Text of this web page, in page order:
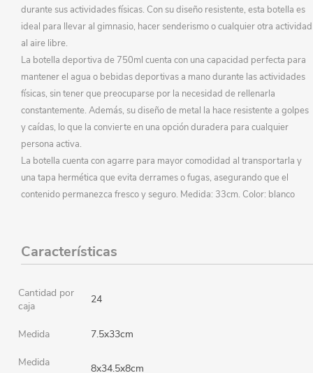
durante sus actividades físicas. Con su diseño resistente, esta botella es
ideal para llevar al gimnasio, hacer senderismo o cualquier otra actividad
al aire libre.
La botella deportiva de 750ml cuenta con una capacidad perfecta para
mantener el agua o bebidas deportivas a mano durante las actividades
físicas, sin tener que preocuparse por la necesidad de rellenarla
constantemente. Además, su diseño de metal la hace resistente a golpes
y caídas, lo que la convierte en una opción duradera para cualquier
persona activa.
La botella cuenta con agarre para mayor comodidad al transportarla y
una tapa hermética que evita derrames o fugas, asegurando que el
contenido permanezca fresco y seguro. Medida: 33cm. Color: blanco
Características
Cantidad por
caja
24
Medida 7.5x33cm
Medida
8x34.5x8cm